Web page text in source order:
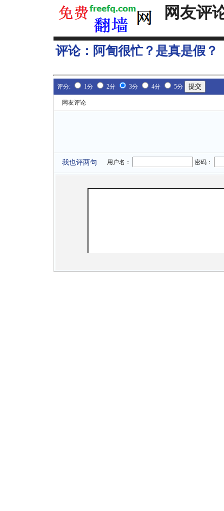
网友评
评论： 阿訇很忙？是真是假？
评分: 1分 2分 3分 4分 5分
网友评论
我也评两句 用户名： 密码：